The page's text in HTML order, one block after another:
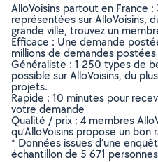
AlloVoisins partout en France
représentées sur AlloVoisins,
grande ville, trouvez un
Efficace : Une demande
millions de demandes
Généraliste : 1 250 types de
possible sur AlloVoisins, du
projets.
Rapide : 10 minutes pour
votre demande
Qualité / prix : 4 membres
qu’AlloVoisins propose un
* Données issues d’une
échantillon de 5 671